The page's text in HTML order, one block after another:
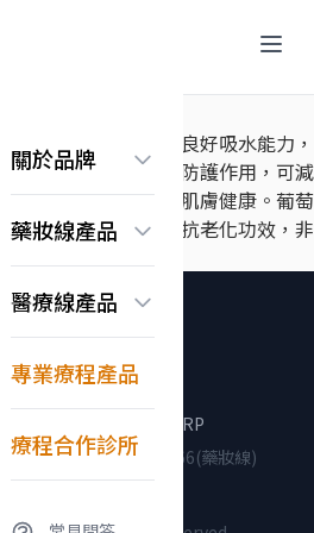
關於品牌
認識果酸科學
常見問答
藥妝線產品
抗老保濕系列
美白淡斑系列
Exuviance系列
醫療線產品
淨化調理系列
換膚亮顏系列
修護舒緩系列
專業療程產品
療程合作診所
擁有四組水基，具良好吸水能力，
面，葡萄糖酸還具防護作用，可減
止肌膚老化，維持肌膚健康。葡萄
型果酸，具潤澤、抗老化功效，非
醫學事業集團
CRP
路58號
0800-532666(藥妝線)
053653(醫療線)